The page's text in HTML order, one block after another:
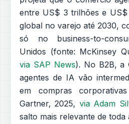
entre US$ 3 trilhões e
global no varejo até 2030,
só no business-to-
Unidos (fonte: McKinsey
via SAP News). No B2B, a
agentes de IA vão
em compras
Gartner, 2025, via Adam
salto mais relevante de toda